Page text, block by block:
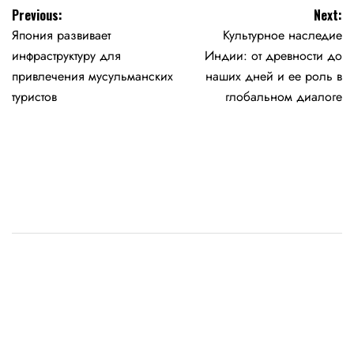
Навигация
по
записям
Previous:
Япония развивает
инфраструктуру для
привлечения мусульманских
туристов
Next:
Культурное наследие
Индии: от древности до
наших дней и ее роль в
глобальном диалоге